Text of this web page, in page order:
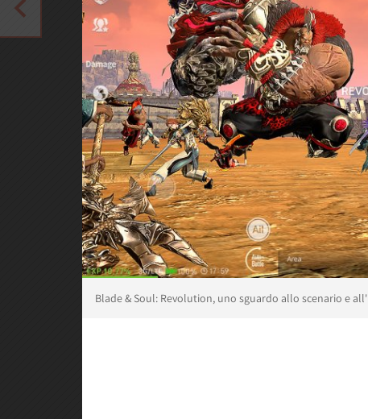
Blade & Soul: Revolution, uno sguardo allo scenario e